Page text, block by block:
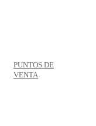
PUNTOS DE
VENTA